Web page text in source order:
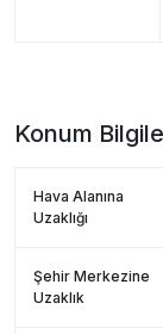
Konum
Hava Alanına
Uzaklığı
Şehir Merkezine
Uzaklık